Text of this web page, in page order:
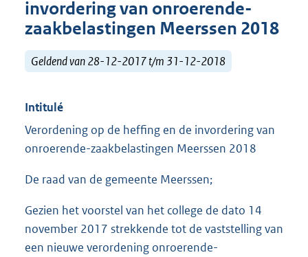
invordering van onroerende-
zaakbelastingen Meerssen 2018
Geldend van 28-12-2017 t/m 31-12-2018
Intitulé
Verordening op de heffing en de invordering van
onroerende-zaakbelastingen Meerssen 2018
De raad van de gemeente Meerssen;
Gezien het voorstel van het college de dato 14
november 2017 strekkende tot de vaststelling van
een nieuwe verordening onroerende-